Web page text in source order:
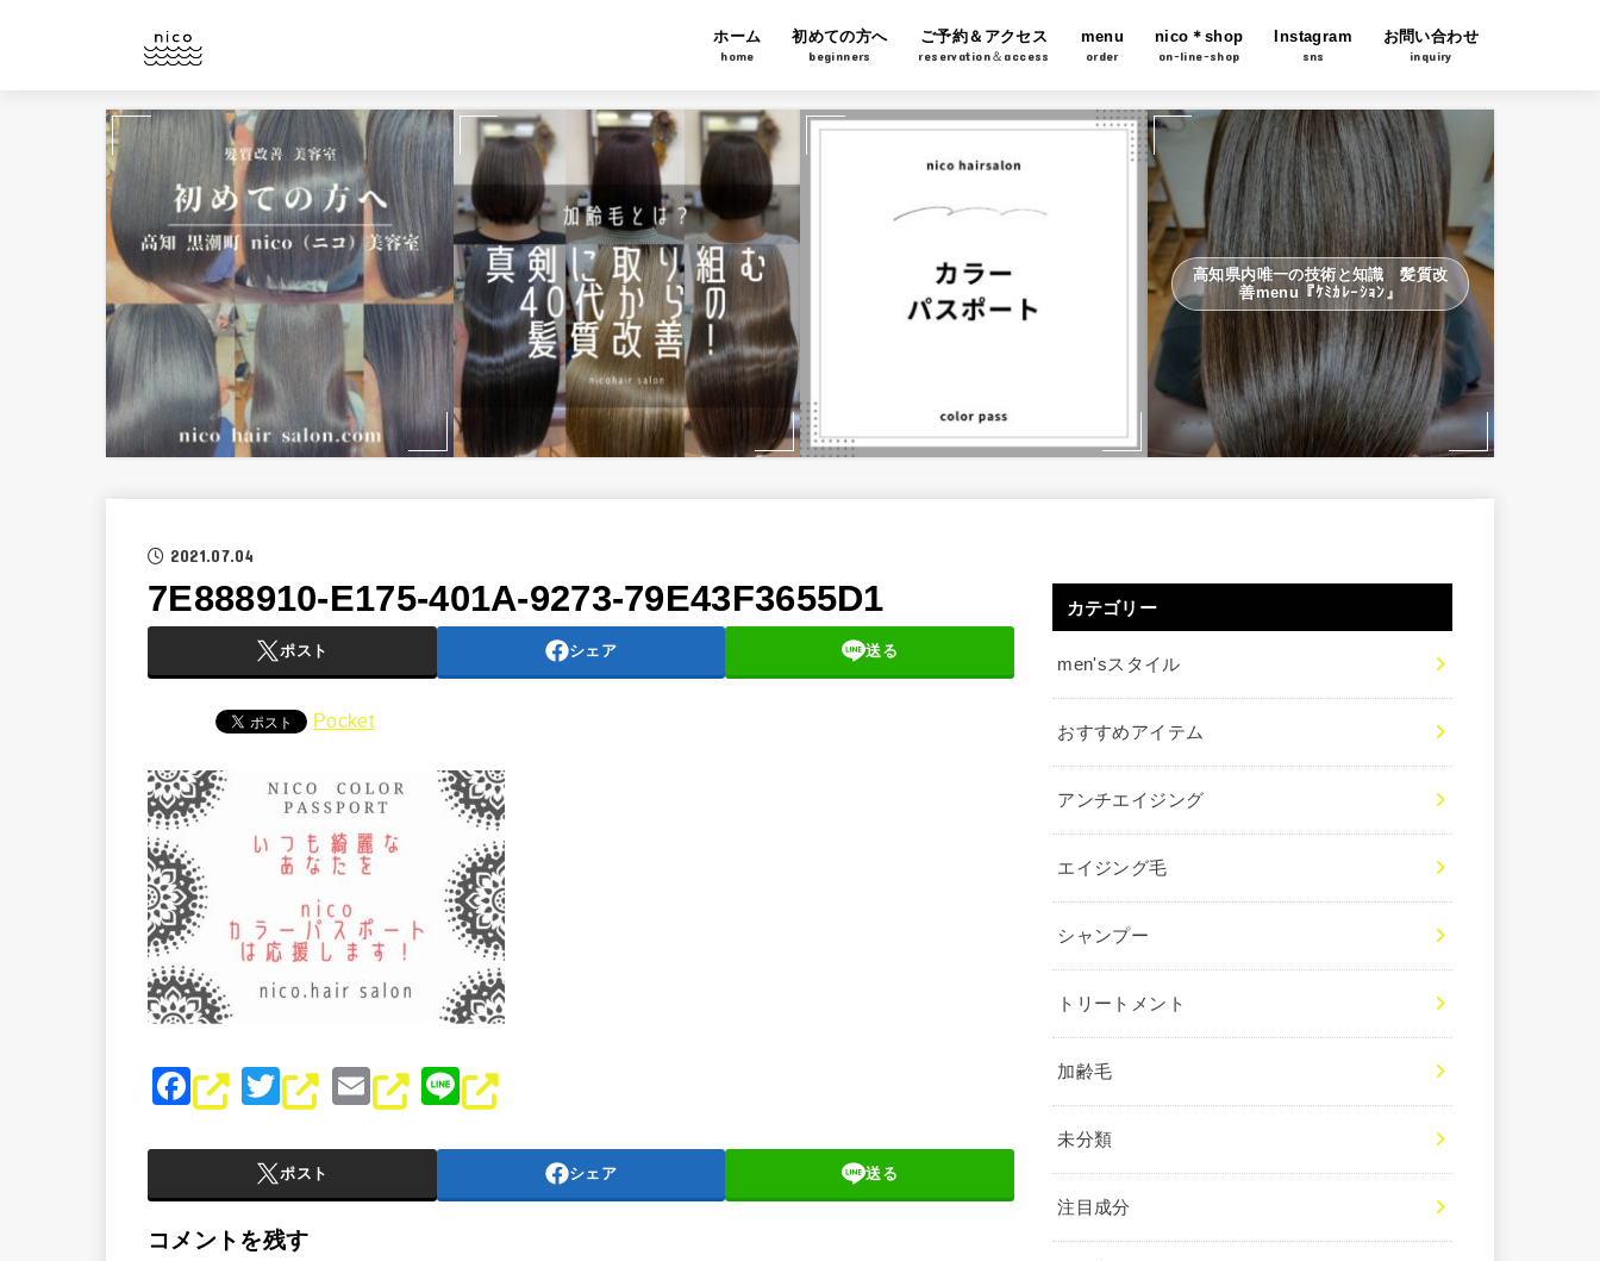
ホーム
home
初めての方へ
beginners
ご予約＆アクセス
reservation＆access
menu
order
nico＊shop
on-line-shop
Instagram
sns
お問い合わせ
inquiry
高知県内唯一の技術と知識 髪質改
善menu『ｹﾐｶﾚｰｼｮﾝ』
2021.07.04
7E888910-E175-401A-9273-79E43F3655D1
ポスト シェア 送る
Pocket
F
a
c
e
b
T
wi
tt
er
E
m
ai
l
Li
n
e
ポスト シェア 送る
コメントを残す
カテゴリー
men'sスタイル
おすすめアイテム
アンチエイジング
エイジング毛
シャンプー
トリートメント
加齢毛
未分類
注目成分